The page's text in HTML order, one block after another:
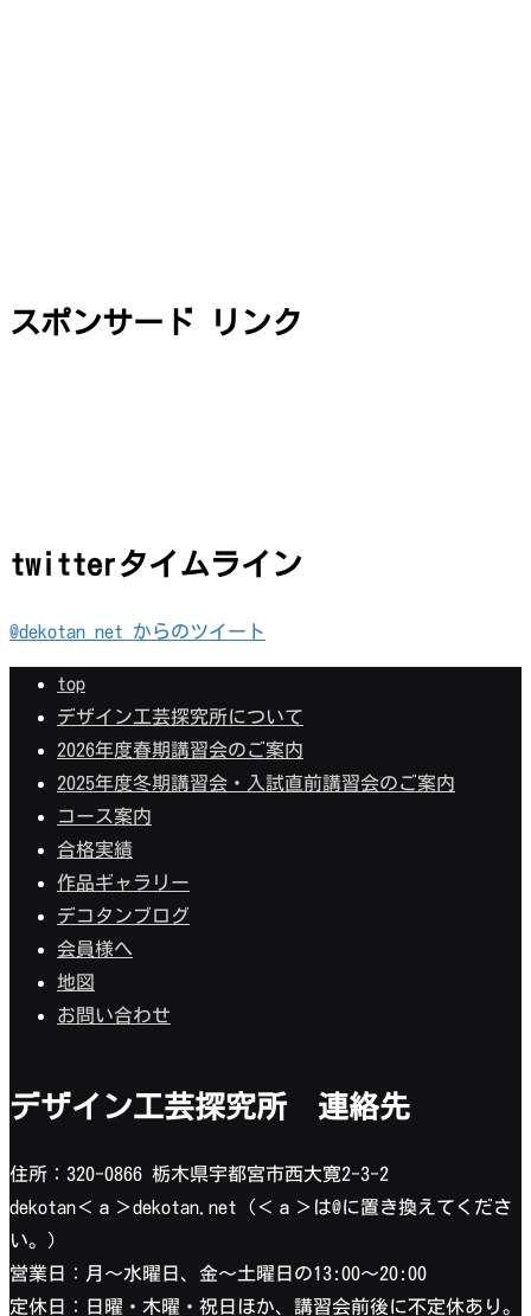
スポンサード リンク
twitterタイムライン
@dekotan_net からのツイート
top
デザイン工芸探究所について
2026年度春期講習会のご案内
2025年度冬期講習会・入試直前講習会のご案内
コース案内
合格実績
作品ギャラリー
デコタンブログ
会員様へ
地図
お問い合わせ
デザイン工芸探究所 連絡先
住所：320-0866 栃木県宇都宮市西大寛2-3-2
dekotan＜ａ＞dekotan.net（＜ａ＞は@に置き換えてくださ
い。）
営業日：月〜水曜日、金〜土曜日の13:00〜20:00
定休日：日曜・木曜・祝日ほか、講習会前後に不定休あり。